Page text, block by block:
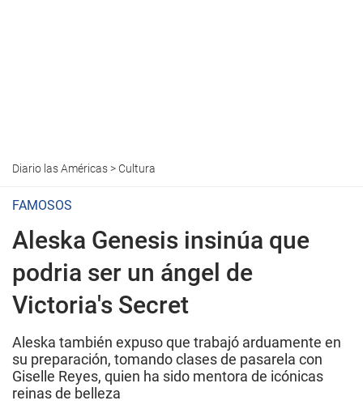
Diario las Américas> Cultura
FAMOSOS
Aleska Genesis insinúa que
podria ser un ángel de
Victoria's Secret
Aleska también expuso que trabajó arduamente en
su preparación, tomando clases de pasarela con
Giselle Reyes, quien ha sido mentora de icónicas
reinas de belleza